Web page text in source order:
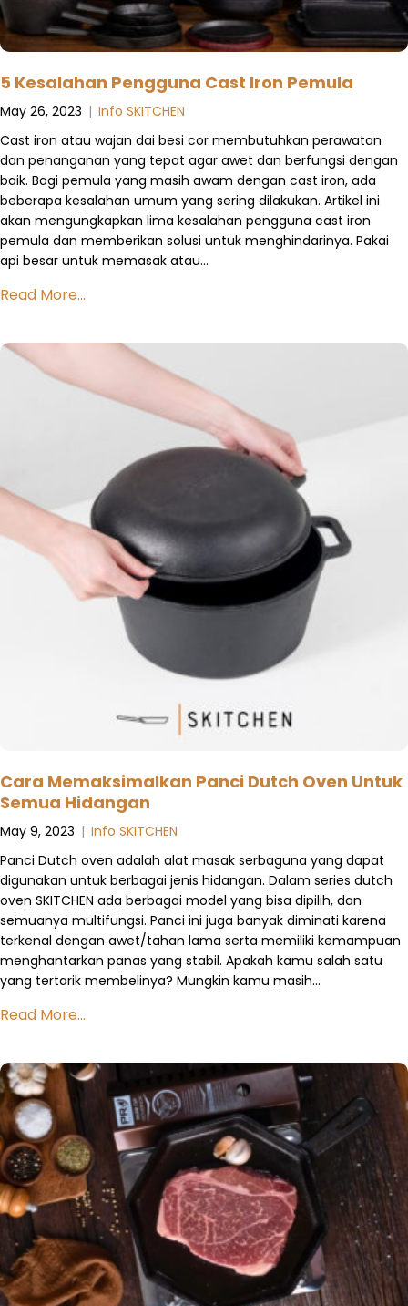
5 Kesalahan Pengguna Cast Iron Pemula
May 26, 2023 | Info SKITCHEN
Cast iron atau wajan dai besi cor membutuhkan perawatan
dan penanganan yang tepat agar awet dan berfungsi dengan
baik. Bagi pemula yang masih awam dengan cast iron, ada
beberapa kesalahan umum yang sering dilakukan. Artikel ini
akan mengungkapkan lima kesalahan pengguna cast iron
pemula dan memberikan solusi untuk menghindarinya. Pakai
api besar untuk memasak atau…
Read More...
Cara Memaksimalkan Panci Dutch Oven Untuk
Semua Hidangan
May 9, 2023 | Info SKITCHEN
Panci Dutch oven adalah alat masak serbaguna yang dapat
digunakan untuk berbagai jenis hidangan. Dalam series dutch
oven SKITCHEN ada berbagai model yang bisa dipilih, dan
semuanya multifungsi. Panci ini juga banyak diminati karena
terkenal dengan awet/tahan lama serta memiliki kemampuan
menghantarkan panas yang stabil. Apakah kamu salah satu
yang tertarik membelinya? Mungkin kamu masih…
Read More...